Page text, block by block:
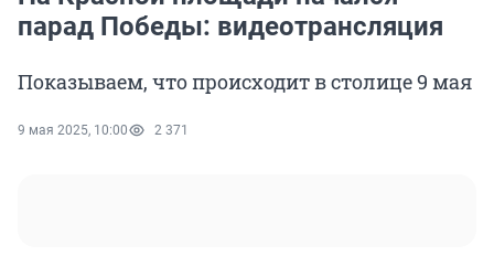
парад Победы: видеотрансляция
Показываем, что происходит в столице 9 мая
9 мая 2025, 10:00 2 371